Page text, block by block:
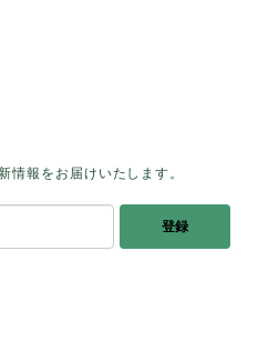
たいつかお会いして楽しい
れてくださり とても嬉
の石のふわりとした光を
した。これからはT様の
てくれるのではないかな
情報をお届けいたします。
登録